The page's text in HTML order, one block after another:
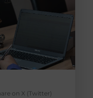
on X (Twitter)